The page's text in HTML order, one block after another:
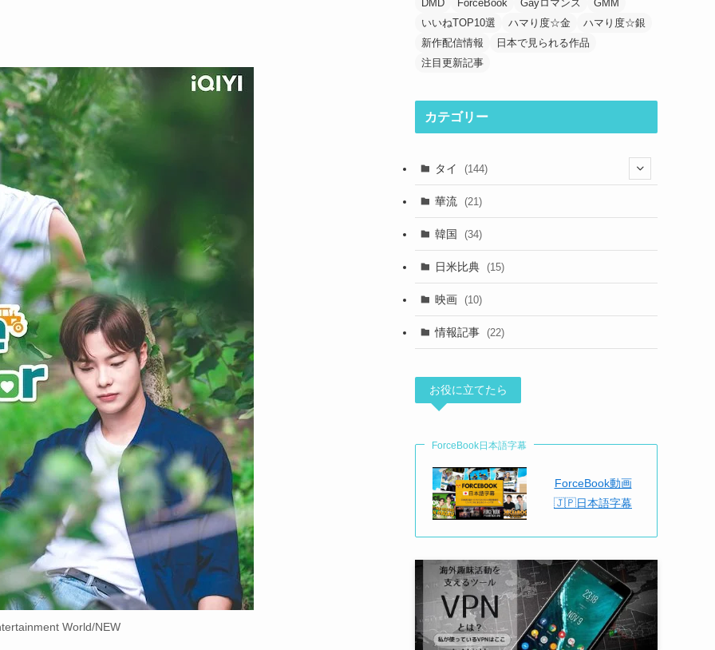
World/NEW
DMD ForceBook Gayロマンス
GMM
いいねTOP10選
ハマり度☆金
ハマり度☆銀
新作配信情報
日本で見られる作品
注目更新記事
カテゴリー
タイ (144)
華流 (21)
韓国 (34)
日米比典 (15)
映画 (10)
情報記事 (22)
お役に立てたら
ForceBook日本語字幕
ForceBook動画
🇯🇵日本語字幕